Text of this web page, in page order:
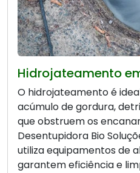
Hidrojateamento
O hidrojateamento é
acúmulo de gordura,
que obstruem os
Desentupidora Bio
utiliza equipamentos de
garantem eficiência e